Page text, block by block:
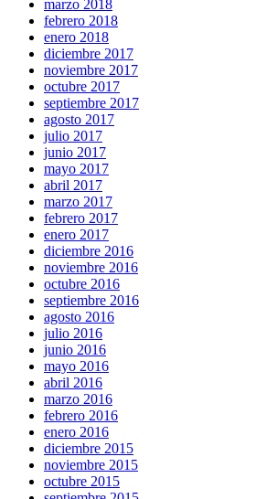
marzo 2018
febrero 2018
enero 2018
diciembre 2017
noviembre 2017
octubre 2017
septiembre 2017
agosto 2017
julio 2017
junio 2017
mayo 2017
abril 2017
marzo 2017
febrero 2017
enero 2017
diciembre 2016
noviembre 2016
octubre 2016
septiembre 2016
agosto 2016
julio 2016
junio 2016
mayo 2016
abril 2016
marzo 2016
febrero 2016
enero 2016
diciembre 2015
noviembre 2015
octubre 2015